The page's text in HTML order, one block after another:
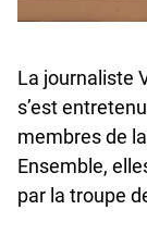
La journaliste
s’est
membres de
Ensemble,
par la troupe